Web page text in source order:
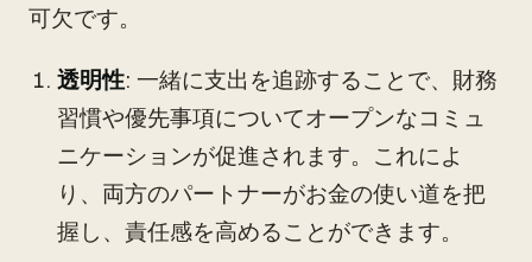
可欠です。
透明性: 一緒に支出を追跡することで、財務
習慣や優先事項についてオープンなコミュ
ニケーションが促進されます。これによ
り、両方のパートナーがお金の使い道を把
握し、責任感を高めることができます。